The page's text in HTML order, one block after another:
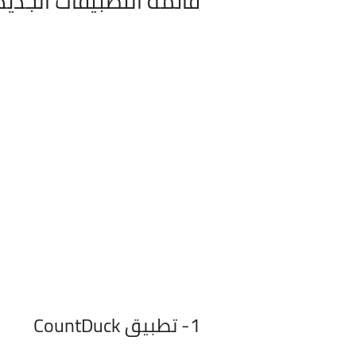
1- تطبيق CountDuck